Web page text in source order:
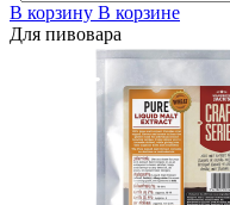
В корзину В корзине
Для пивовара